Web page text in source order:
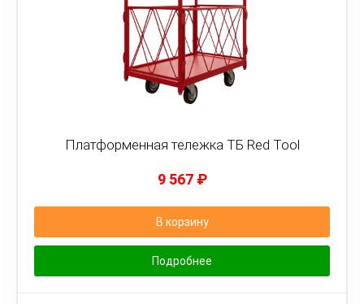
Платформенная тележка ТБ Red Tool
9 567 ₽
В корзину
Подробнее